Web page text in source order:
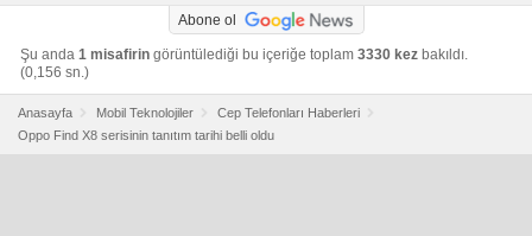
Abone ol
Şu anda 1 misafirin görüntülediği bu içeriğe toplam 3330 kez bakıldı.
(0,156 sn.)
Anasayfa Mobil Teknolojiler
Cep Telefonları Haberleri
Oppo Find X8 serisinin tanıtım tarihi belli oldu